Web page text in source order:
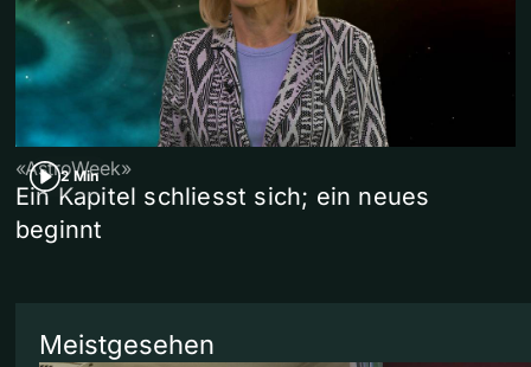
2 Min
«AstroWeek»
Ein Kapitel schliesst sich; ein neues
beginnt
Meistgesehen